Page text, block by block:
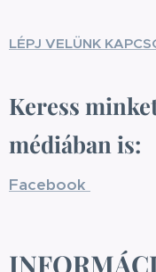
LÉPJ VELÜNK
Keress
médiában is:
Facebook